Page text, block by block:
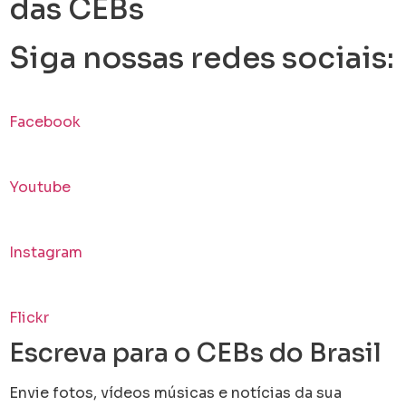
das CEBs
Siga nossas redes sociais:
Facebook
Youtube
Instagram
Flickr
Escreva para o CEBs do Brasil
Envie fotos, vídeos músicas e notícias da sua